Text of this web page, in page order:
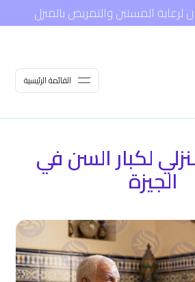
المسنين والتمريض بالمنزل
القائمة الرئيسية
لكبار السن في
الجيزة